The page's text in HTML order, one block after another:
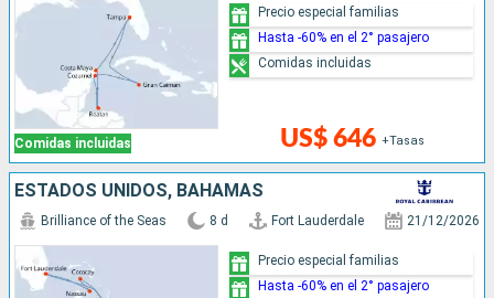
Comidas incluidas US$ 646 +Tasas
Precio especial familias
Hasta -60% en el 2° pasajero
Comidas incluidas
ESTADOS UNIDOS, BAHAMAS
Brilliance of the Seas 8 d Fort Lauderdale 21/12/2026
Precio especial familias
Hasta -60% en el 2° pasajero